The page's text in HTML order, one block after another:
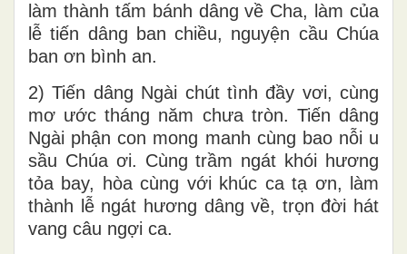
làm thành tấm bánh dâng về Cha, làm của
lễ tiến dâng ban chiều, nguyện cầu Chúa
ban ơn bình an.
2) Tiến dâng Ngài chút tình đầy vơi, cùng
mơ ước tháng năm chưa tròn. Tiến dâng
Ngài phận con mong manh cùng bao nỗi u
sầu Chúa ơi. Cùng trầm ngát khói hương
tỏa bay, hòa cùng với khúc ca tạ ơn, làm
thành lễ ngát hương dâng về, trọn đời hát
vang câu ngợi ca.